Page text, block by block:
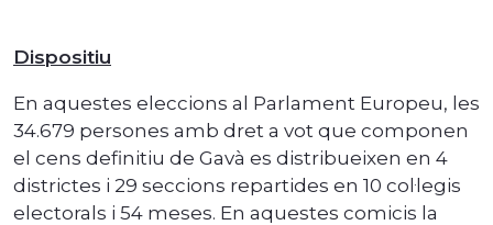
Dispositiu
En aquestes eleccions al Parlament Europeu, les
34.679 persones amb dret a vot que componen
el cens definitiu de Gavà es distribueixen en 4
districtes i 29 seccions repartides en 10 col·legis
electorals i 54 meses. En aquestes comicis la